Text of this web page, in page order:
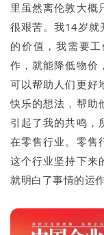
里虽然离伦敦大概
很艰苦。我14岁就
的价值，我需要
作，就能降低物价
可以帮助人们更好
快乐的想法，帮助
引起了我的共鸣，
在零售行业。零售
这个行业坚持下来
就明白了事情的运作